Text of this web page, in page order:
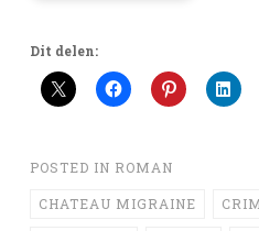
Dit delen:
POSTED IN ROMAN
CHATEAU MIGRAINE